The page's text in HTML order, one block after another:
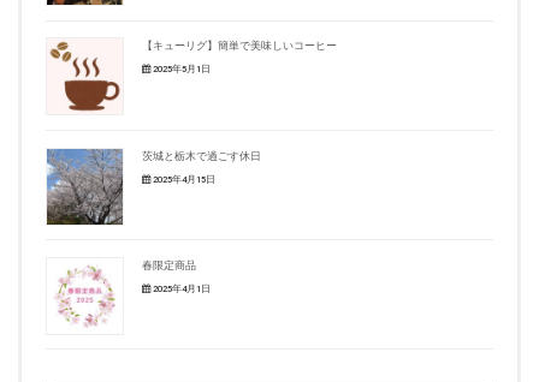
【キューリグ】簡単で美味しいコーヒー
2025年5月1日
茨城と栃木で過ごす休日
2025年4月15日
春限定商品
2025年4月1日